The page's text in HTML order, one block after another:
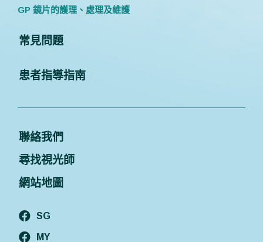
GP 鏡片的護理、處理及維護
常見問題
患者指導指南
聯絡我們
尋找視光師
網站地圖
SG
MY